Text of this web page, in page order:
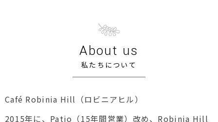
About us
私たちについて
Café Robinia Hill（ロビニアヒル）
2015年に、Patio（15年間営業）改め、Robinia Hill